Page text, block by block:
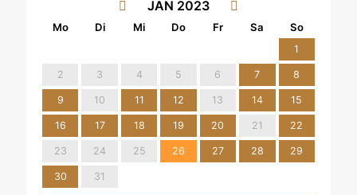
JAN 2023
1
2 3 4 5 6 7 8
9 10 11 12 13 14 15
16 17 18 19 20 21 22
23 24 25 26 27 28 29
30 31